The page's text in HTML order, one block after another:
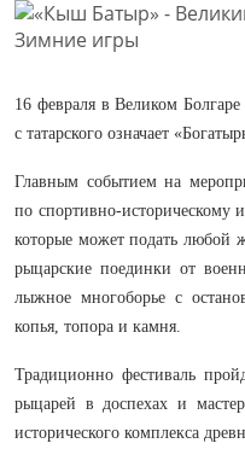
16 февраля в Великом
с татарского означает
Главным событием на
по спортивно-историческому
которые может подать любой
рыцарские поединки от
лыжное многоборье с
копья, топора и камня.
Традиционно фестиваль
рыцарей в доспехах и
исторического комплекса